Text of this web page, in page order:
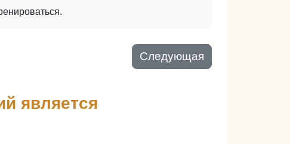
Следующая
является